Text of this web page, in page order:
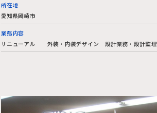
所在地
愛知県岡崎市
業務内容
リニューアル 外装・内装デザイン 設計業務・設計監理